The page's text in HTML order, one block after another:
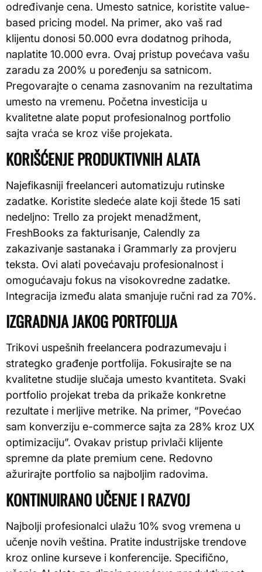
određivanje cena. Umesto satnice, koristite value-
based pricing model. Na primer, ako vaš rad
klijentu donosi 50.000 evra dodatnog prihoda,
naplatite 10.000 evra. Ovaj pristup povećava vašu
zaradu za 200% u poređenju sa satnicom.
Pregovarajte o cenama zasnovanim na rezultatima
umesto na vremenu. Početna investicija u
kvalitetne alate poput profesionalnog portfolio
sajta vraća se kroz više projekata.
KORIŠĆENJE PRODUKTIVNIH ALATA
Najefikasniji freelanceri automatizuju rutinske
zadatke. Koristite sledeće alate koji štede 15 sati
nedeljno: Trello za projekt menadžment,
FreshBooks za fakturisanje, Calendly za
zakazivanje sastanaka i Grammarly za provjeru
teksta. Ovi alati povećavaju profesionalnost i
omogućavaju fokus na visokovredne zadatke.
Integracija između alata smanjuje ručni rad za 70%.
IZGRADNJA JAKOG PORTFOLIJA
Trikovi uspešnih freelancera podrazumevaju i
strategko građenje portfolija. Fokusirajte se na
kvalitetne studije slučaja umesto kvantiteta. Svaki
portfolio projekat treba da prikaže konkretne
rezultate i merljive metrike. Na primer, “Povećao
sam konverziju e-commerce sajta za 28% kroz UX
optimizaciju”. Ovakav pristup privlači klijente
spremne da plate premium cene. Redovno
ažurirajte portfolio sa najboljim radovima.
KONTINUIRANO UČENJE I RAZVOJ
Najbolji profesionalci ulažu 10% svog vremena u
učenje novih veština. Pratite industrijske trendove
kroz online kurseve i konferencije. Specifično,